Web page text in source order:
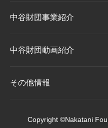
中谷財団について
理事長挨拶
設立趣意書
中谷財団事業紹介
中谷財団事業紹介
中谷賞
中谷財団動画紹介
その他情報
Copyright ©Nakatani